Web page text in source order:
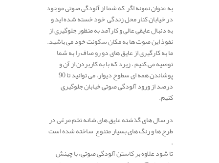
به عنوان نمونه اگر که شما از آلودگی صوتی موجود
در خیابان کنار محل زندگی خود خسته شده اید و
به دنبال عایقی عالی و کارآمد به منظور جلوگیری از
نفوذ این صوت ها به مکان سکونت خود می باشید.
ما به کارگیری از عایق های دو رو صاف را به شما
توصیه می کنیم ، زیرد که با به کاربردن از آن و
پوشاندن همه ای سطوح دیوار، می توانید تا 90
درصد از ورود آلودگی صوتی خیابان جلوگیری
کنیم.
در سال های گذشته عایق های شانه تخم مرغی در
طرح ها و رنگ های بسیار متنوع ساخته شده است
.
تا شود علاوه بر کاستن آلودگی صوتی، با چینش